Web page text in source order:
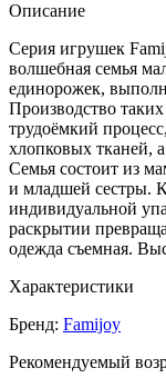
Описание
Серия игрушек
волшебная семья
единорожек,
Производство
трудоёмкий
хлопковых тканей,
Семья состоит из
и младшей сестры.
индивидуальной
раскрытии
одежда съемная.
Характеристики
Бренд: Famijoy
Рекомендуемый